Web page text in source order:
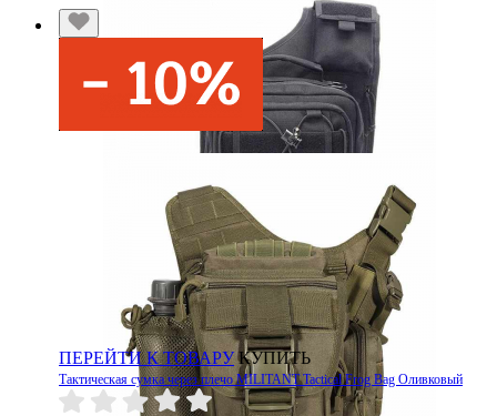
ПЕРЕЙТИ К ТОВАРУ КУПИТЬ
Тактическая сумка через плечо MILITANT Tactical Frog Bag Оливковый